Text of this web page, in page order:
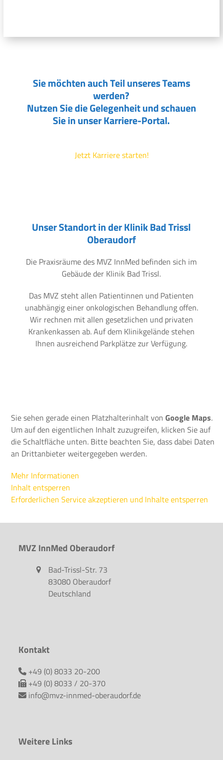
Sie möchten auch Teil unseres Teams
werden?
Nutzen Sie die Gelegenheit und schauen
Sie in unser Karriere-Portal.
Jetzt Karriere starten!
Unser Standort in der Klinik Bad Trissl
Oberaudorf
Die Praxisräume des MVZ InnMed befinden sich im
Gebäude der Klinik Bad Trissl.
Das MVZ steht allen Patientinnen und Patienten
unabhängig einer onkologischen Behandlung offen.
Wir rechnen mit allen gesetzlichen und privaten
Krankenkassen ab. Auf dem Klinikgelände stehen
Ihnen ausreichend Parkplätze zur Verfügung.
Sie sehen gerade einen Platzhalterinhalt vonGoogle Maps.
Um auf den eigentlichen Inhalt zuzugreifen, klicken Sie auf
die Schaltfläche unten. Bitte beachten Sie, dass dabei Daten
an Drittanbieter weitergegeben werden.
Mehr Informationen
Inhalt entsperren
Erforderlichen Service akzeptieren und Inhalte entsperren
MVZ InnMed Oberaudorf
Bad-Trissl-Str. 73
83080 Oberaudorf
Deutschland
Kontakt
+49 (0) 8033 20-200
+49 (0) 8033 / 20-370
info@mvz-innmed-oberaudorf.de
Weitere Links